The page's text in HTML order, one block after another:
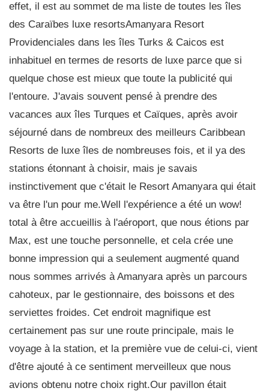
effet, il est au sommet de ma liste de toutes les îles
des Caraïbes luxe resortsAmanyara Resort
Providenciales dans les îles Turks & Caicos est
inhabituel en termes de resorts de luxe parce que si
quelque chose est mieux que toute la publicité qui
l'entoure. J'avais souvent pensé à prendre des
vacances aux îles Turques et Caïques, après avoir
séjourné dans de nombreux des meilleurs Caribbean
Resorts de luxe îles de nombreuses fois, et il ya des
stations étonnant à choisir, mais je savais
instinctivement que c'était le Resort Amanyara qui était
va être l'un pour me.Well l'expérience a été un wow!
total à être accueillis à l'aéroport, que nous étions par
Max, est une touche personnelle, et cela crée une
bonne impression qui a seulement augmenté quand
nous sommes arrivés à Amanyara après un parcours
cahoteux, par le gestionnaire, des boissons et des
serviettes froides. Cet endroit magnifique est
certainement pas sur une route principale, mais le
voyage à la station, et la première vue de celui-ci, vient
d'être ajouté à ce sentiment merveilleux que nous
avions obtenu notre choix right.Our pavillon était